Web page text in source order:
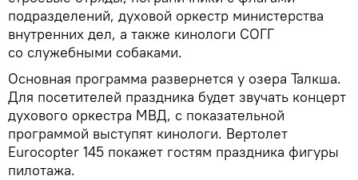
подразделений, духовой оркестр министерства
внутренних дел, а также кинологи СОГГ
со служебными собаками.
Основная программа развернется у озера Талкша.
Для посетителей праздника будет звучать концерт
духового оркестра МВД, с показательной
программой выступят кинологи. Вертолет
Eurocopter 145 покажет гостям праздника фигуры
пилотажа.